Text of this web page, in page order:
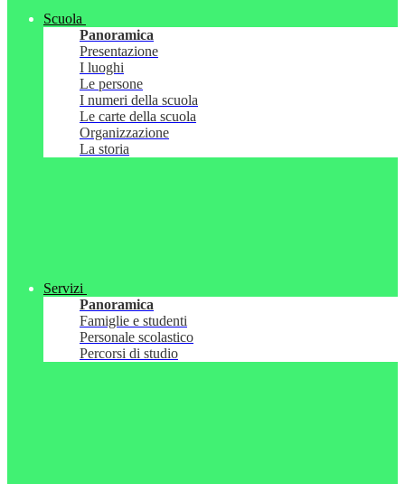
Scuola
Panoramica
Presentazione
I luoghi
Le persone
I numeri della scuola
Le carte della scuola
Organizzazione
La storia
Servizi
Panoramica
Famiglie e studenti
Personale scolastico
Percorsi di studio